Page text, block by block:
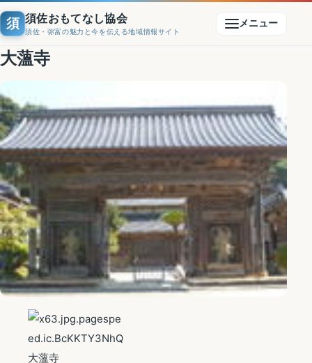
須 須佐おもてなし協会
須佐・弥富の魅力と今を伝える地域情報サイト
メニュー
大薀寺